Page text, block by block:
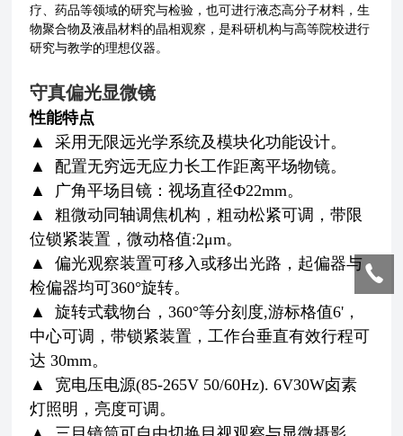
疗、药品等领域的研究与检验，也可进行液态高分子材料，生
物聚合物及液晶材料的晶相观察，是科研机构与高等院校进行
研究与教学的理想仪器。
守真偏光显微镜
性能特点
▲ 采用无限远光学系统及模块化功能设计。
▲ 配置无穷远无应力长工作距离平场物镜。
▲ 广角平场目镜：视场直径Ф22mm。
▲ 粗微动同轴调焦机构，粗动松紧可调，带限
位锁紧装置，微动格值:2μm。
▲ 偏光观察装置可移入或移出光路，起偏器与
检偏器均可360°旋转。
▲ 旋转式载物台，360°等分刻度,游标格值6'，
中心可调，带锁紧装置，工作台垂直有效行程可
达 30mm。
▲ 宽电压电源(85-265V 50/60Hz). 6V30W卤素
灯照明，亮度可调。